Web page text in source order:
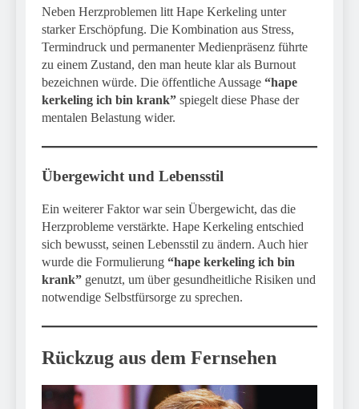
Neben Herzproblemen litt Hape Kerkeling unter
starker Erschöpfung. Die Kombination aus Stress,
Termindruck und permanenter Medienpräsenz führte
zu einem Zustand, den man heute klar als Burnout
bezeichnen würde. Die öffentliche Aussage “hape
kerkeling ich bin krank” spiegelt diese Phase der
mentalen Belastung wider.
Übergewicht und Lebensstil
Ein weiterer Faktor war sein Übergewicht, das die
Herzprobleme verstärkte. Hape Kerkeling entschied
sich bewusst, seinen Lebensstil zu ändern. Auch hier
wurde die Formulierung “hape kerkeling ich bin
krank” genutzt, um über gesundheitliche Risiken und
notwendige Selbstfürsorge zu sprechen.
Rückzug aus dem Fernsehen